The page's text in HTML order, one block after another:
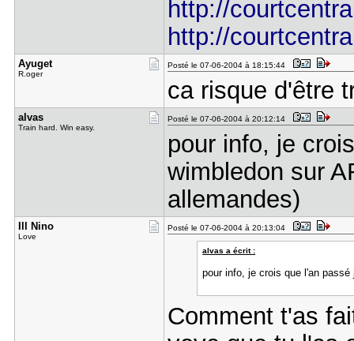
http://
http://
Ayuget
R.oger
Posté le 07-06-2004 à 18:15:44
ca risque d'être
alvas
Train hard. Win easy.
Posté le 07-06-2004 à 20:12:14
pour info, je
wimbledon sur
allemandes)
Ill Nino
Love
Posté le 07-06-2004 à 20:13:04
alvas a écrit :
pour info, je crois que l'an
Comment t'as